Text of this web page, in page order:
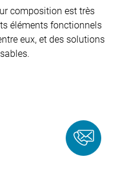
composition est très
éléments fonctionnels
eux, et des solutions